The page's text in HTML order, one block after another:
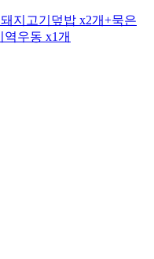
지고기덮밥 x2개+묵은
역우동 x1개